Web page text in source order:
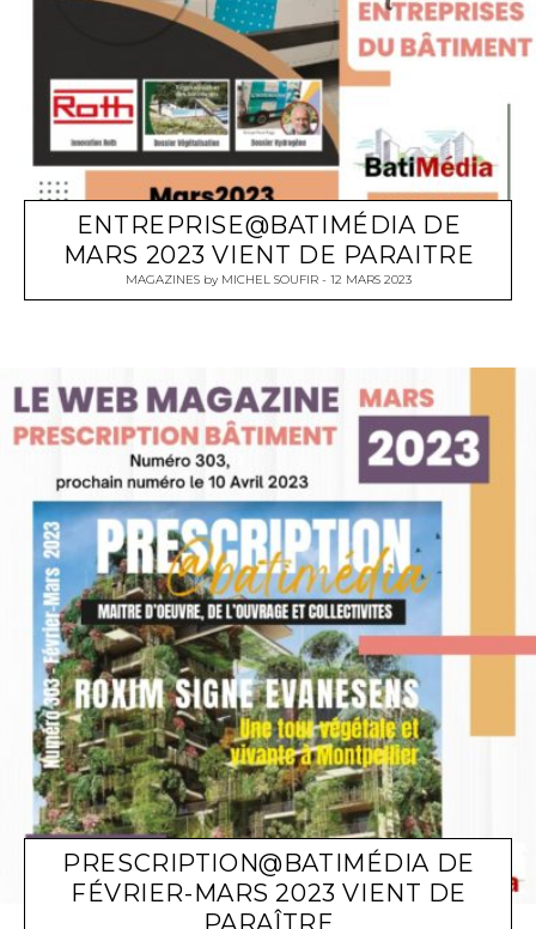
ENTREPRISE@BATIMÉDIA DE
MARS 2023 VIENT DE PARAITRE
MAGAZINES by MICHEL SOUFIR 12 MARS 2023
PRESCRIPTION@BATIMÉDIA DE
FÉVRIER-MARS 2023 VIENT DE